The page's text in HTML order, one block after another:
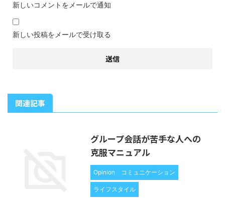
新しいコメントをメールで通知
新しい投稿をメールで受け取る
関連記事
グループ会話が苦手な人への
克服マニュアル
Opinion コミュニケーション
ライフスタイル